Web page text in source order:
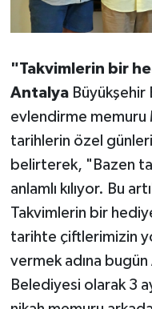
"Takvimlerin bir
AntalyaBüyükşehir
evlendirme memuru
tarihlerin özel günleri
belirterek, "Bazen
anlamlı kılıyor. Bu
Takvimlerin bir
tarihte çiftlerimizin
vermek adına bugün
Belediyesi olarak 3